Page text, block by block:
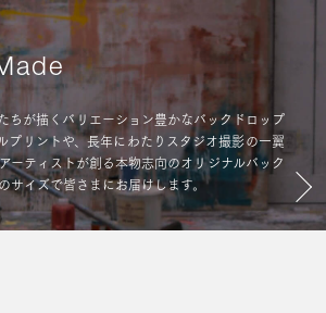
ちが描くバリエーション豊かなバックドロップ
プリントや、長年にわたりスタジオ撮影の一翼
ーティストが創る本物志向のオリジナルバック
サイズで皆さまにお届けします。